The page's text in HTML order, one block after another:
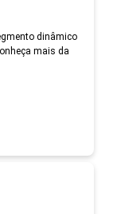
dinâmico
mais da